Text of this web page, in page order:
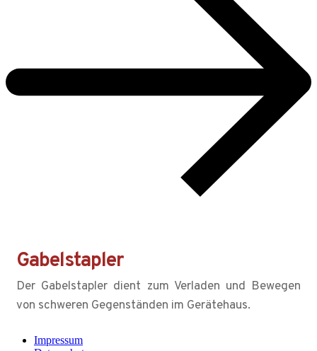
Gabelstapler
Der Gabelstapler dient zum Verladen und Bewegen
von schweren Gegenständen im Gerätehaus.
Impressum